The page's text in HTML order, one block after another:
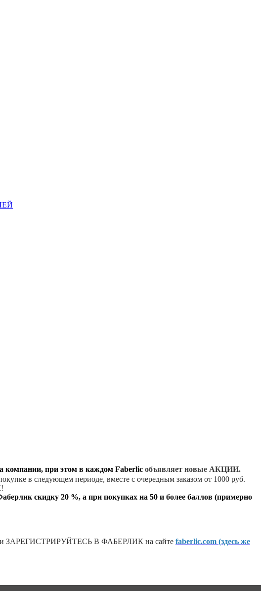
компании, при этом в каждом Faberlic объявляет новые АКЦИИ.
в следующем периоде, вместе с очередным заказом от 1000 руб.
скидку 20 %, а при покупках на 50 и более баллов (примерно
ЗАРЕГИСТРИРУЙТЕСЬ В ФАБЕРЛИК на сайте faberlic.com (здесь же